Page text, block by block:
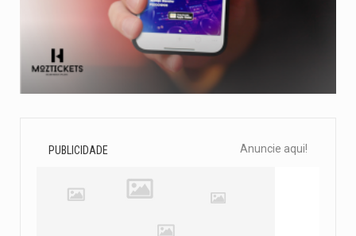
PUBLICIDADE Anuncie aqui!